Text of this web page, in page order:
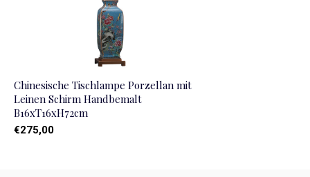
Chinesische Tischlampe Porzellan mit
Leinen Schirm Handbemalt
B16xT16xH72cm
€275,00